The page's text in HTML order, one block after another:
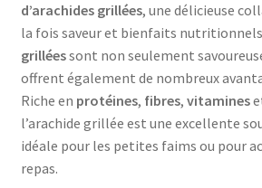
d’arachides grillées, une délicieuse
la fois saveur et bienfaits
grilléessont non seulement
offrent également de nombreux
Riche en protéines, fibres, vitamines
l’arachide grillée est une excellente
idéale pour les petites faims ou pour
repas.